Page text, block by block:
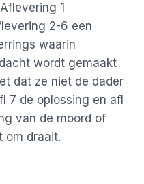
1
2-6 een
waarin
wordt gemaakt
dat ze niet de dader
7 de oplossing en afl
van de moord of
om draait.